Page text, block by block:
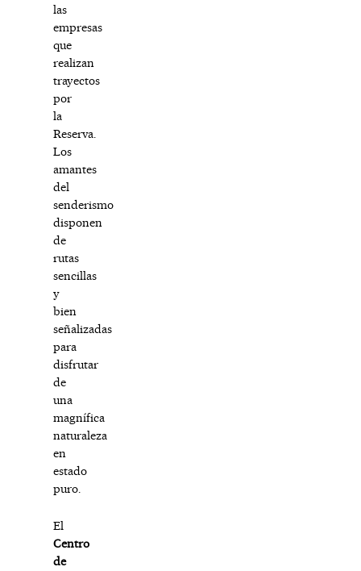
las
empresas
que
realizan
trayectos
por
la
Reserva.
Los
amantes
del
senderismo
disponen
de
rutas
sencillas
y
bien
señalizadas
para
disfrutar
de
una
magnífica
naturaleza
en
estado
puro.
El
Centro
de